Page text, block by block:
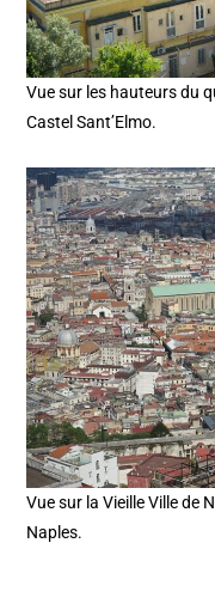
Vue sur les hauteurs du
Castel Sant’Elmo.
Vue sur la Vieille Ville de
Naples.